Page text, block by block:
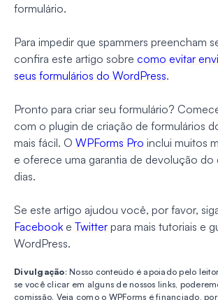
formulário.
Para impedir que spammers preencham
confira este artigo sobre como evitar
seus formulários do WordPress.
Pronto para criar seu formulário?
com o plugin de criação de formulários
mais fácil. O WPForms Pro inclui muitos
e oferece uma garantia de devolução do
dias.
Se este artigo ajudou você, por favor,
Facebook e Twitter para mais tutoriais e
WordPress.
Divulgação: Nosso conteúdo é apoiado pelo
se você clicar em alguns de nossos links,
comissão. Veja como o WPForms é financiado,